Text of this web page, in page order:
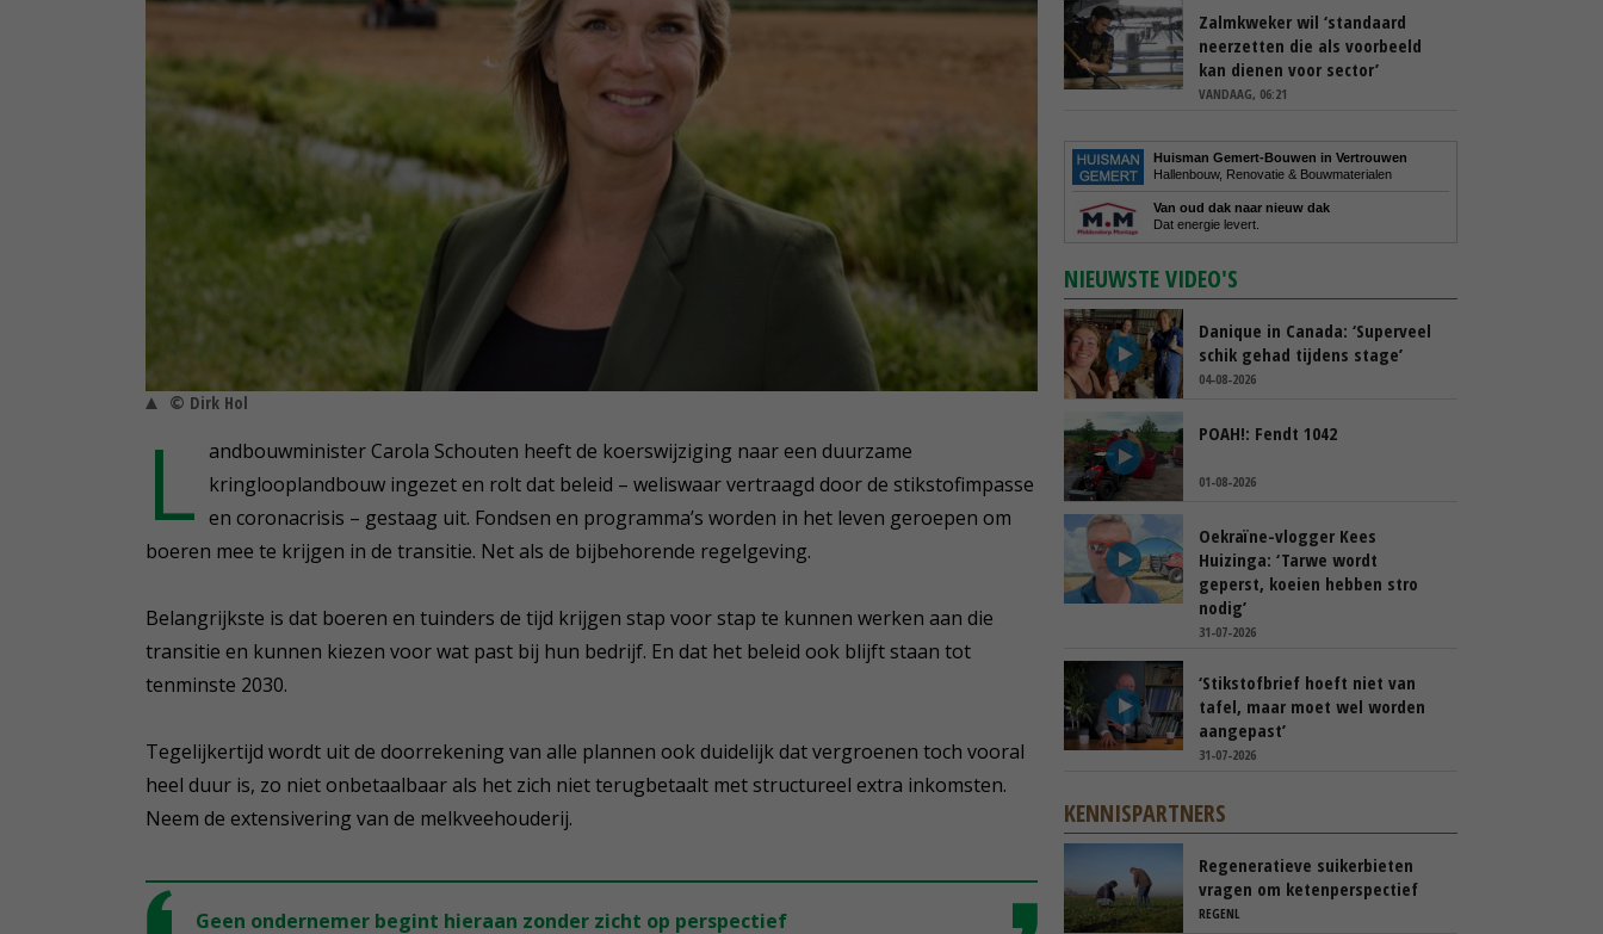
© Dirk Hol
L andbouwminister Carola Schouten heeft de koerswijziging naar een duurzame
kringlooplandbouw ingezet en rolt dat beleid – weliswaar vertraagd door de stikstofimpasse
en coronacrisis – gestaag uit. Fondsen en programma’s worden in het leven geroepen om
boeren mee te krijgen in de transitie. Net als de bijbehorende regelgeving.
Belangrijkste is dat boeren en tuinders de tijd krijgen stap voor stap te kunnen werken aan die
transitie en kunnen kiezen voor wat past bij hun bedrijf. En dat het beleid ook blijft staan tot
tenminste 2030.
Tegelijkertijd wordt uit de doorrekening van alle plannen ook duidelijk dat vergroenen toch vooral
heel duur is, zo niet onbetaalbaar als het zich niet terugbetaalt met structureel extra inkomsten.
Neem de extensivering van de melkveehouderij.
Geen ondernemer begint hieraan zonder zicht op perspectief
Zalmkweker wil ‘standaard
neerzetten die als voorbeeld
kan dienen voor sector’
VANDAAG, 06:21
Huisman Gemert-Bouwen in Vertrouwen
Hallenbouw, Renovatie & Bouwmaterialen
Van oud dak naar nieuw dak
Dat energie levert.
NIEUWSTE VIDEO'S
Danique in Canada: ‘Superveel
schik gehad tijdens stage’
04-08-2026
POAH!: Fendt 1042
01-08-2026
Oekraïne-vlogger Kees
Huizinga: ‘Tarwe wordt
geperst, koeien hebben stro
nodig’
31-07-2026
‘Stikstofbrief hoeft niet van
tafel, maar moet wel worden
aangepast’
31-07-2026
KENNISPARTNERS
Regeneratieve suikerbieten
vragen om ketenperspectief
REGENL